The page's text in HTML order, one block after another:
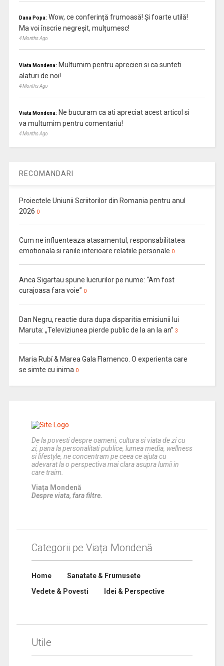
Dana Popa: Wow, ce conferință frumoasă! Și foarte utilă!
Ma voi înscrie negreșit, mulțumesc!
4 Months Ago
Viata Mondena: Multumim pentru aprecieri si ca sunteti
alaturi de noi!
4 Months Ago
Viata Mondena: Ne bucuram ca ati apreciat acest articol si
va multumim pentru comentariu!
4 Months Ago
RECOMANDARI
Proiectele Uniunii Scriitorilor din Romania pentru anul
2026 0
Cum ne influenteaza atasamentul, responsabilitatea
emotionala si ranile interioare relatiile personale 0
Anca Sigartau spune lucrurilor pe nume: “Am fost
curajoasa fara voie” 0
Dan Negru, reactie dura dupa disparitia emisiunii lui
Maruta: „Televiziunea pierde public de la an la an” 3
Maria Rubí & Marea Gala Flamenco. O experienta care
se simte cu inima 0
De la povesti despre oameni, cultura si viata de zi cu
zi, pana la personalitati publice, lumea media, wellness
si lifestyle, ne concentram pe ceea ce ajuta cu
adevarat la o perspectiva mai clara asupra lumii in
care traim.
Viața Mondenă
Despre viata, fara filtre.
Categorii pe Viața Mondenă
Home
Sanatate & Frumusete
Vedete & Povesti
Idei & Perspective
Utile